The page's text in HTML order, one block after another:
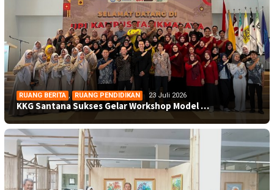
RUANG BERITA , RUANG PENDIDIKAN 23 Juli 2026
KKG Santana Sukses Gelar Workshop Model …